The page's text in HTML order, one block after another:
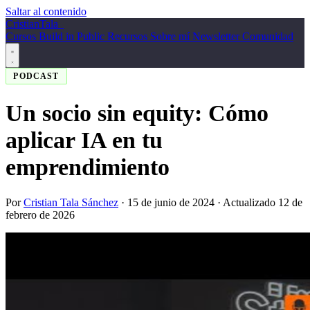
Saltar al contenido
CristianTala
Cursos Build in Public Recursos Sobre míNewsletterComunidad
PODCAST
Un socio sin equity: Cómo
aplicar IA en tu
emprendimiento
PorCristian Tala Sánchez · 15 de junio de 2024 · Actualizado 12 de
febrero de 2026